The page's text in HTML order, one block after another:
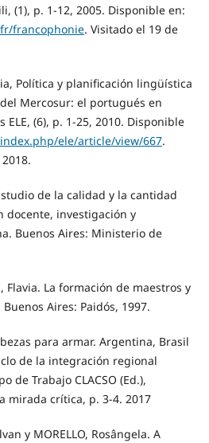
(1), p. 1-12, 2005. Disponible en:
francophonie. Visitado el 19 de
Política y planificación lingüística
Mercosur: el portugués en
ELE, (6), p. 1-25, 2010. Disponible
ele/article/view/667.
de la calidad y la cantidad
docente, investigación y
Buenos Aires: Ministerio de
Flavia. La formación de maestros y
Aires: Paidós, 1997.
para armar. Argentina, Brasil
de la integración regional
de Trabajo CLACSO (Ed.),
mirada crítica, p. 3-4. 2017
y MORELLO, Rosângela. A